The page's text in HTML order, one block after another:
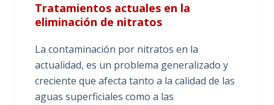
Tratamientos actuales en la
eliminación de nitratos
La contaminación por nitratos en la
actualidad, es un problema generalizado y
creciente que afecta tanto a la calidad de las
aguas superficiales como a las